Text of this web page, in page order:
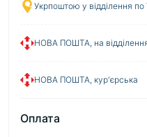
Укрпоштою у відділення по
НОВА ПОШТА, на
НОВА ПОШТА, кур'єрська
Оплата